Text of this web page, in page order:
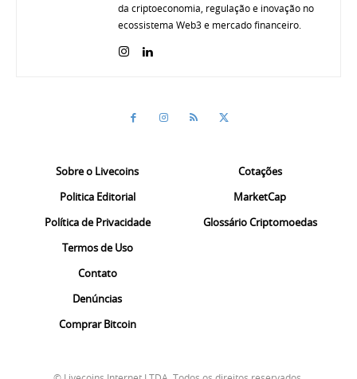
da criptoeconomia, regulação e inovação no
ecossistema Web3 e mercado financeiro.
Sobre o Livecoins
Politica Editorial
Política de Privacidade
Termos de Uso
Contato
Denúncias
Comprar Bitcoin
Cotações
MarketCap
Glossário Criptomoedas